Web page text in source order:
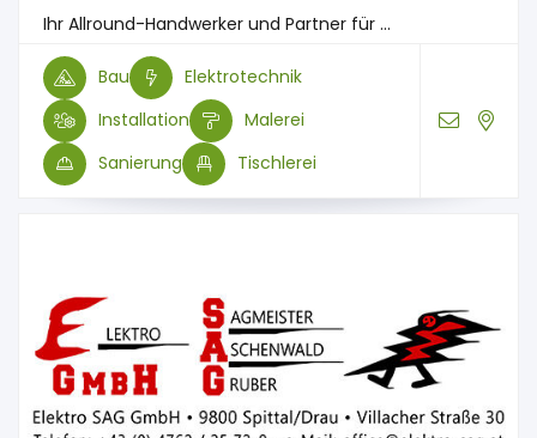
Ihr Allround-Handwerker und Partner für ...
Bau
Elektrotechnik
Installation
Malerei
Sanierung
Tischlerei